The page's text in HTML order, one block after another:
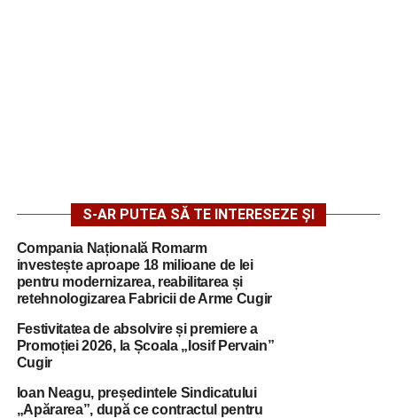
S-AR PUTEA SĂ TE INTERESEZE ȘI
Compania Națională Romarm
investește aproape 18 milioane de lei
pentru modernizarea, reabilitarea și
retehnologizarea Fabricii de Arme Cugir
Festivitatea de absolvire și premiere a
Promoției 2026, la Școala „Iosif Pervain”
Cugir
Ioan Neagu, președintele Sindicatului
„Apărarea”, după ce contractul pentru